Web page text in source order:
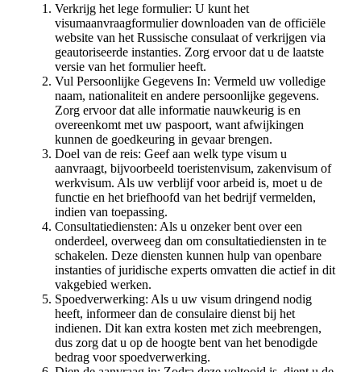
Verkrijg het lege formulier: U kunt het
visumaanvraagformulier downloaden van de officiële
website van het Russische consulaat of verkrijgen via
geautoriseerde instanties. Zorg ervoor dat u de laatste
versie van het formulier heeft.
Vul Persoonlijke Gegevens In: Vermeld uw volledige
naam, nationaliteit en andere persoonlijke gegevens.
Zorg ervoor dat alle informatie nauwkeurig is en
overeenkomt met uw paspoort, want afwijkingen
kunnen de goedkeuring in gevaar brengen.
Doel van de reis: Geef aan welk type visum u
aanvraagt, bijvoorbeeld toeristenvisum, zakenvisum of
werkvisum. Als uw verblijf voor arbeid is, moet u de
functie en het briefhoofd van het bedrijf vermelden,
indien van toepassing.
Consultatiediensten: Als u onzeker bent over een
onderdeel, overweeg dan om consultatiediensten in te
schakelen. Deze diensten kunnen hulp van openbare
instanties of juridische experts omvatten die actief in dit
vakgebied werken.
Spoedverwerking: Als u uw visum dringend nodig
heeft, informeer dan de consulaire dienst bij het
indienen. Dit kan extra kosten met zich meebrengen,
dus zorg dat u op de hoogte bent van het benodigde
bedrag voor spoedverwerking.